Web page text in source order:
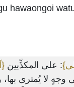
hawaongoi
: على المكذِّبين
وجهٍ لا يُمترى